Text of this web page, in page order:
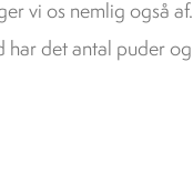
vi os nemlig også af.
har det antal puder og